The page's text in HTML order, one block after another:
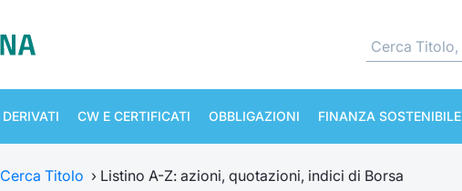
DERIVATI CW E CERTIFICATI OBBLIGAZIONI FINANZA SOSTENIBILE
Cerca Titolo › Listino A-Z: azioni, quotazioni, indici di Borsa